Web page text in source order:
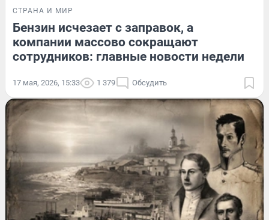
СТРАНА И МИР
Бензин исчезает с заправок, а
компании массово сокращают
сотрудников: главные новости недели
17 мая, 2026, 15:33 1 379 Обсудить